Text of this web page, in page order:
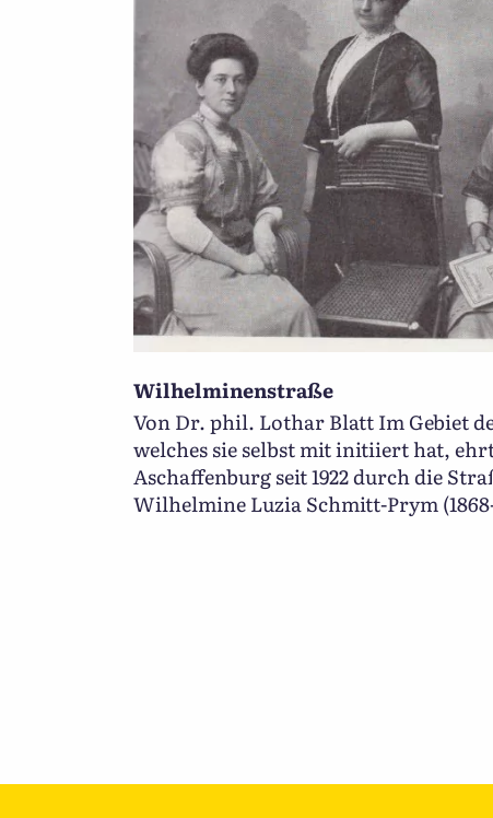
Wilhelminenstraße
Von Dr. phil. Lothar Blatt Im Gebiet
welches sie selbst mit initiiert hat,
Aschaffenburg seit 1922 durch die
Wilhelmine Luzia Schmitt-Prym